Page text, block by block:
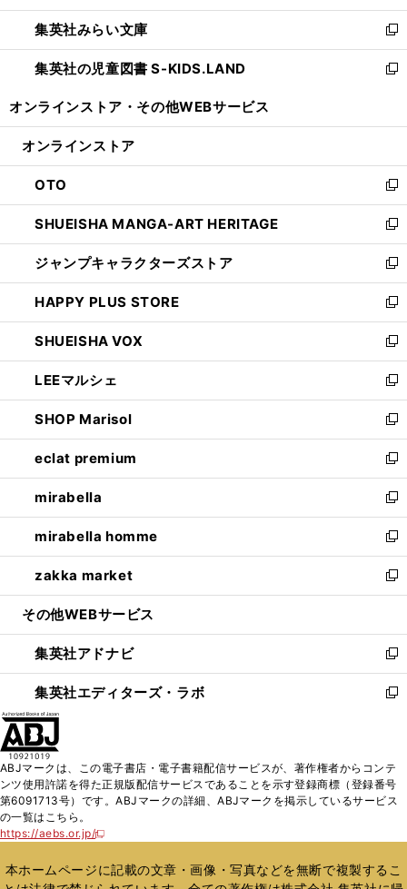
開
く
ウ
で
開
く
ン
ド
ウ
で
ウ
ィ
ン
ド
開
集英社みらい文庫
新
し
い
ン
ウ
で
開
く
集英社の児童図書 S-KIDS.LAND
新
ウ
ン
ド
ウ
で
開
く
オンラインストア・ その他WEBサービス
オンラインストア
OTO
新
し
い
ウ
ィ
ン
ド
ウ
で
開
く
SHUEISHA MANGA-ART HERITAGE
新
し
い
ウ
ィ
ン
ド
ウ
で
開
く
ジャンプキャラクターズストア
新
し
い
ウ
ィ
ン
ド
ウ
で
開
く
HAPPY PLUS STORE
新
し
い
ウ
ィ
ン
ド
ウ
で
開
く
SHUEISHA VOX
新
し
い
ウ
ィ
ン
ド
ウ
で
開
く
LEEマルシェ
新
し
い
ウ
ィ
ン
ド
ウ
で
開
く
SHOP Marisol
新
し
い
ウ
ィ
ン
ド
ウ
で
開
eclat premium
新
し
い
ウ
ィ
ン
ド
ウ
開
く
mirabella
新
し
い
ウ
ィ
ン
ウ
で
開
く
mirabella homme
新
し
い
ウ
ン
ド
ウ
で
zakka market
新
し
ウ
ィ
ン
ド
く
その他WEBサービス
集英社アドナビ
新
し
い
ド
ウ
で
集英社エディターズ・ラボ
新
ィ
ン
ド
開
ABJマークは、この電子書店・電子書籍配信サービスが、著作権者からコンテ
ンツ使用許諾を得た正規版配信サービスであることを示す登録商標（登録番号
第6091713号）です。ABJマークの詳細、ABJマークを掲示しているサービス
の一覧はこちら。
https://aebs.or.jp/
新
い
ウ
本ホームページに記載の文章・画像・写真などを無断で複製するこ